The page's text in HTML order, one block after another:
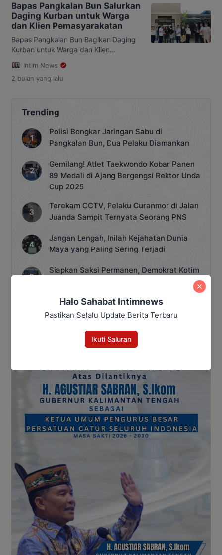
daging kurban dilakukan langsung
kepada masyarakat dengan sasaran
fakir miskin, anak yatim, dhuafa,
pengemudi ojek online, buruh, dan
kelompok masyarakat lainnya.
dipusatkan di […]
Bapas Pangkalan Bun Salurkan
Daging Kurban untuk Warga
dan Klien Pemasyarakatan
Bapas Pangkalan Bun Bagikan Daging
Kurban untuk Warga dan Klien
PANGKALAN BUN – Balai
Pemasyarakatan (Bapas) Kelas II
rangka Hari Raya Iduladha 1447 Hijriah,
Rabu (27/5/2026). Kegiatan tersebut
berlangsung di lingkungan kantor
Bapas Pangkalan Bun dengan
melibatkan warga sekitar. Kegiatan
[…]
Intim News
2 bulan yang lalu
Trending
Polisi Bongkar Jaringan Sabu di
Pangkalan Bun, Dua Pelaku Diamankan
Gemilang! Atlet Taekwondo Kobar Panen
89 Medali di Ajang Bergengsi Rektor Unda
Cup 2025
Terekam CCTV, Pelaku Curanmor di Jalan
Juanda Sampit Ternyata Seorang PNS
Jangan Lengah, Inilah Kejahatan Dunia
Maya yang Paling Sering Terjadi
Siapkan Saksi Permanen, Demokrat Kotim
Halo Sahabat Intimnews
Pastikan Selalu Update Berita Terbaru
Ikuti Saluran